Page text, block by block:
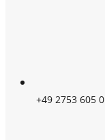
+49 2753 605 0